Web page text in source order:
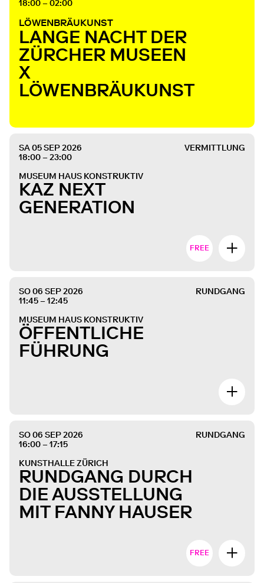
18:00 – 02:00
LÖWENBRÄUKUNST
LANGE NACHT DER
ZÜRCHER MUSEEN
X
LÖWENBRÄUKUNST
SA 05 SEP 2026
18:00 – 23:00
VERMITTLUNG
MUSEUM HAUS KONSTRUKTIV
KAZ NEXT
GENERATION
FREE
SO 06 SEP 2026
11:45 – 12:45
RUNDGANG
MUSEUM HAUS KONSTRUKTIV
ÖFFENTLICHE
FÜHRUNG
SO 06 SEP 2026
16:00 – 17:15
RUNDGANG
KUNSTHALLE ZÜRICH
RUNDGANG DURCH
DIE AUSSTELLUNG
MIT FANNY HAUSER
FREE